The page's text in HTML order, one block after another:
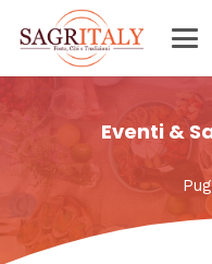
Eventi &